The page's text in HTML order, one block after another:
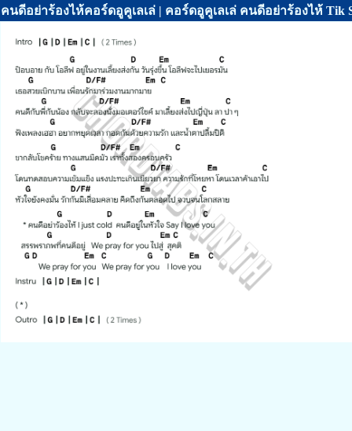
คนดีอย่าร้องไห้คอร์ดอูคูเลเล่ | คอร์ดอูคูเลเล่ คนดีอย่าร้องไห้ Tik